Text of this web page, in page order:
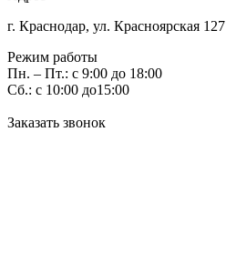
г. Краснодар, ул. Красноярская 127
Режим работы
Пн. – Пт.: с 9:00 до 18:00
Сб.: с 10:00 до15:00
Заказать звонок